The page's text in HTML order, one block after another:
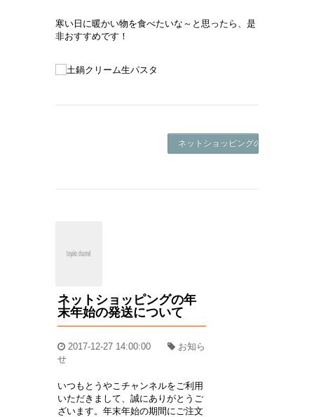
寒い日に暖かい物を食べたいな～と思ったら、是
非おすすめです！
ネットショッピングの年末年始の
ネットショッピングの年
末年始の発送について
2017-12-27 14:00:00
お知ら
せ
いつもとうやこチャンネルをご利用
いただきまして、誠にありがとうご
ざいます。年末年始の期間にご注文